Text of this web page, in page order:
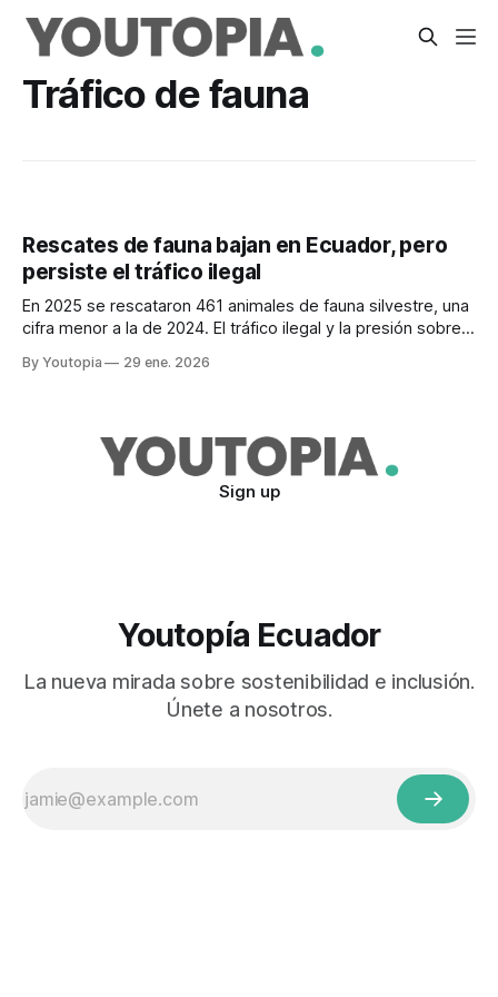
Tráfico de fauna
Rescates de fauna bajan en Ecuador, pero
persiste el tráfico ilegal
En 2025 se rescataron 461 animales de fauna silvestre, una
cifra menor a la de 2024. El tráfico ilegal y la presión sobre
By Youtopia 29 ene. 2026
Sign up
Youtopía Ecuador
La nueva mirada sobre sostenibilidad e inclusión.
Únete a nosotros.